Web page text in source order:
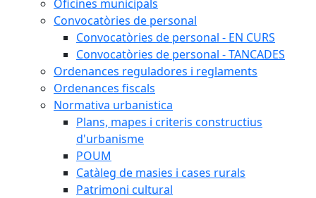
Oficines municipals
Convocatòries de personal
Convocatòries de personal - EN CURS
Convocatòries de personal - TANCADES
Ordenances reguladores i reglaments
Ordenances fiscals
Normativa urbanistica
Plans, mapes i criteris constructius
d'urbanisme
POUM
Catàleg de masies i cases rurals
Patrimoni cultural